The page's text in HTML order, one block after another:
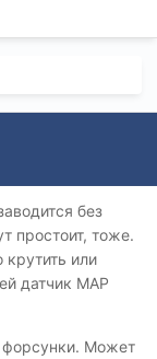
без
простоит, тоже.
крутить или
датчик МАР
форсунки. Может